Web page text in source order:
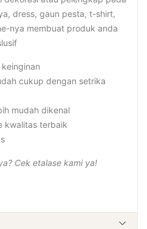
dress, gaun pesta, t-shirt,
nya membuat produk anda
cukup dengan setrika
mudah dikenal
kwalitas terbaik
Cek etalase kami ya!